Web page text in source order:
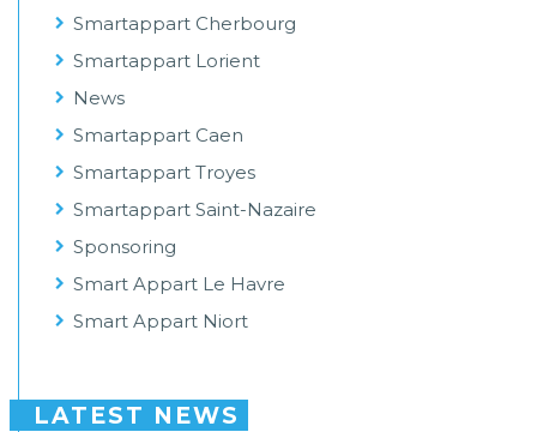
Smartappart Cherbourg
Smartappart Lorient
News
Smartappart Caen
Smartappart Troyes
Smartappart Saint-Nazaire
Sponsoring
Smart Appart Le Havre
Smart Appart Niort
LATEST NEWS